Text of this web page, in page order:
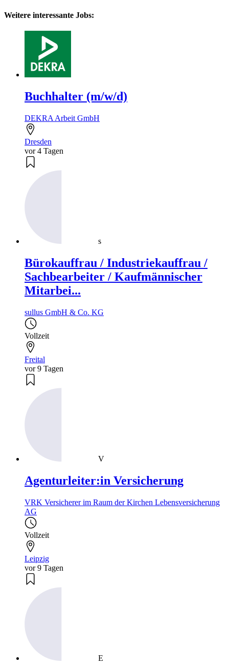
Weitere interessante Jobs:
Buchhalter (m/w/d)
DEKRA Arbeit GmbH
Dresden
vor 4 Tagen
s
Bürokauffrau / Industriekauffrau /
Sachbearbeiter / Kaufmännischer
Mitarbei...
sullus GmbH & Co. KG
Vollzeit
Freital
vor 9 Tagen
V
Agenturleiter:in Versicherung
VRK Versicherer im Raum der Kirchen Lebensversicherung
AG
Vollzeit
Leipzig
vor 9 Tagen
E